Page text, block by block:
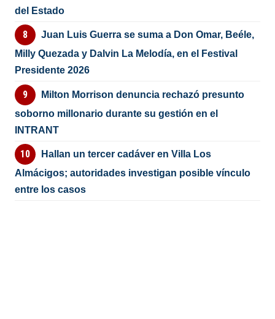
del Estado
Juan Luis Guerra se suma a Don Omar, Beéle,
Milly Quezada y Dalvin La Melodía, en el Festival
Presidente 2026
Milton Morrison denuncia rechazó presunto
soborno millonario durante su gestión en el
INTRANT
Hallan un tercer cadáver en Villa Los
Almácigos; autoridades investigan posible vínculo
entre los casos